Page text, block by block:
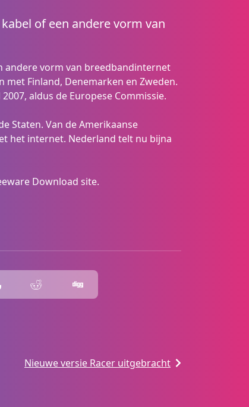
of een andere vorm van
andere vorm van breedbandinternet
Finland, Denemarken en Zweden.
aldus de Europese Commissie.
Staten. Van de Amerikaanse
het internet. Nederland telt nu bijna
Download site.
Nieuwe versie Racer uitgebracht